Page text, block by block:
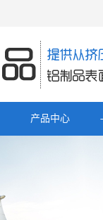
产品中心